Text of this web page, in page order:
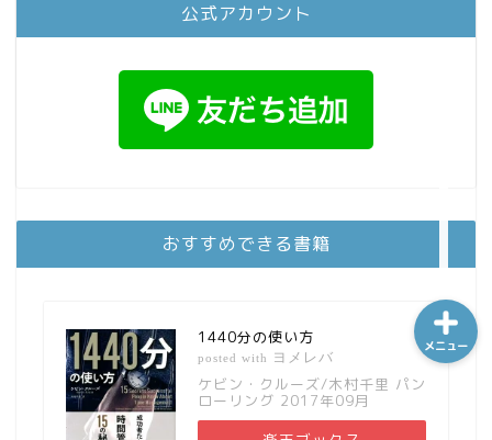
公式アカウント
おすすめできる書籍
1440分の使い方
posted with ヨメレバ
ケビン・クルーズ/木村千里 パン
ローリング 2017年09月
メニュー
ホーム
シーケンス制御
金融